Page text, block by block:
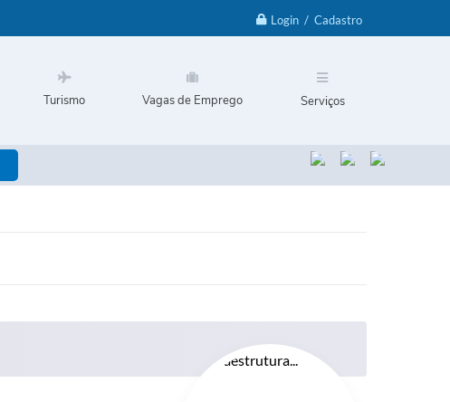
Login / Cadastro
Turismo Vagas de Emprego Serviços